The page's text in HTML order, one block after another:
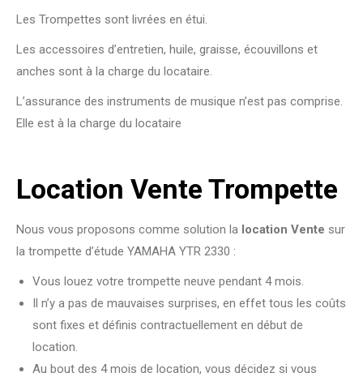
Les Trompettes sont livrées en étui.
Les accessoires d’entretien, huile, graisse, écouvillons et
anches sont à la charge du locataire.
L’assurance des instruments de musique n’est pas comprise.
Elle est à la charge du locataire
Location Vente Trompette
Nous vous proposons comme solution la location Vente sur
la trompette d’étude YAMAHA YTR 2330 :
Vous louez votre trompette neuve pendant 4 mois.
Il n’y a pas de mauvaises surprises, en effet tous les coûts
sont fixes et définis contractuellement en début de
location.
Au bout des 4 mois de location, vous décidez si vous